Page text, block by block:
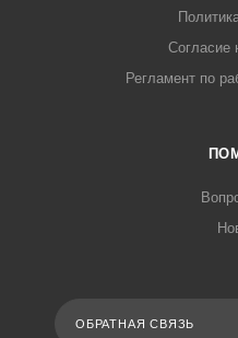
Согласие
Регламент по
ОБРАТНАЯ СВЯЗЬ